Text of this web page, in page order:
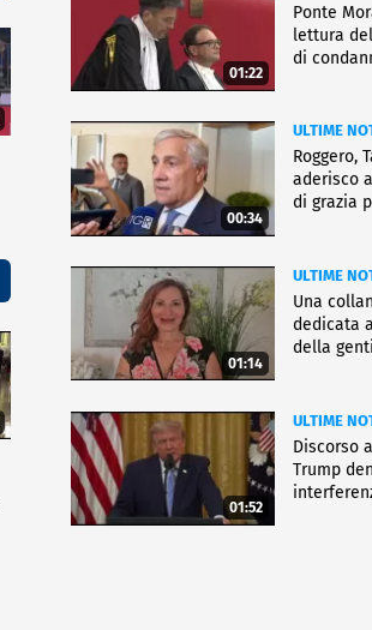
01:22
Ponte
lettura
di
00:34
ULTIME
Roggero,
aderisco
di grazia
01:14
ULTIME
Una
dedicata
della
01:52
ULTIME
Discorso
Trump